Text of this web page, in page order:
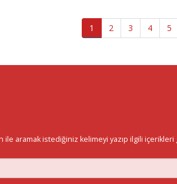
1 2 3 4 5
ile aramak istediğiniz kelimeyi yazıp ilgili